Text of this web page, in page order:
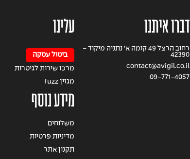
דברו איתנו
רחוב הרצל 49 קומה א' נתניה מיקוד -
42390
contact@avigil.co.il
09-771-4057
עלינו
ביטול עסקה
מרכז שירות לגיטרות
מגזין fuzz
מידע נוסף
משלוחים
מדיניות פרטיות
תקנון אתר